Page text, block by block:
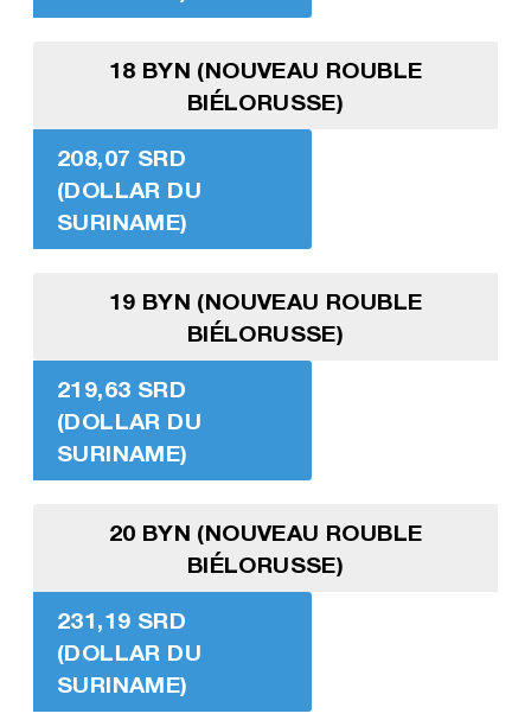
18 BYN (NOUVEAU ROUBLE
BIÉLORUSSE)
208,07 SRD
(DOLLAR DU
SURINAME)
19 BYN (NOUVEAU ROUBLE
BIÉLORUSSE)
219,63 SRD
(DOLLAR DU
SURINAME)
20 BYN (NOUVEAU ROUBLE
BIÉLORUSSE)
231,19 SRD
(DOLLAR DU
SURINAME)